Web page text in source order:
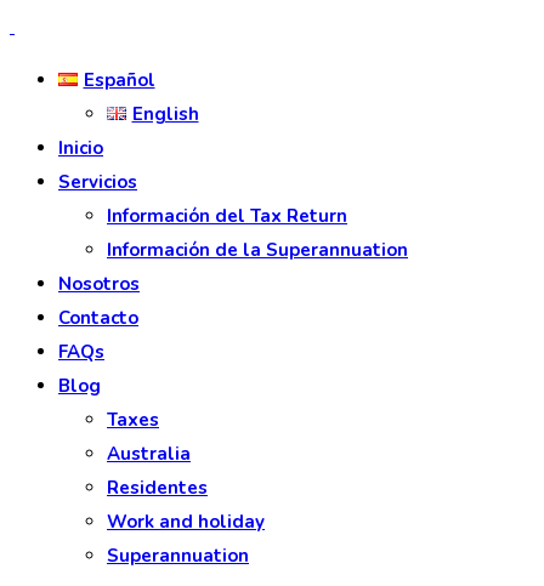
Español
English
Inicio
Servicios
Información del Tax Return
Información de la Superannuation
Nosotros
Contacto
FAQs
Blog
Taxes
Australia
Residentes
Work and holiday
Superannuation